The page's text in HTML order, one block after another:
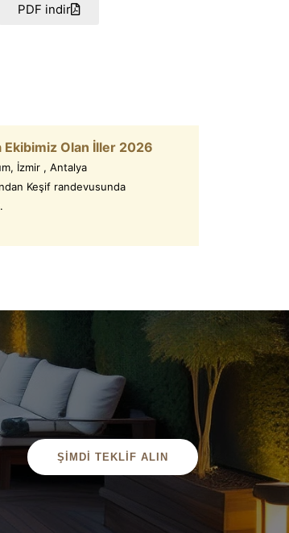
PDF indir
Ekibimiz Olan İller 2026
İzmir , Antalya
Keşif randevusunda
ŞİMDİ TEKLİF ALIN